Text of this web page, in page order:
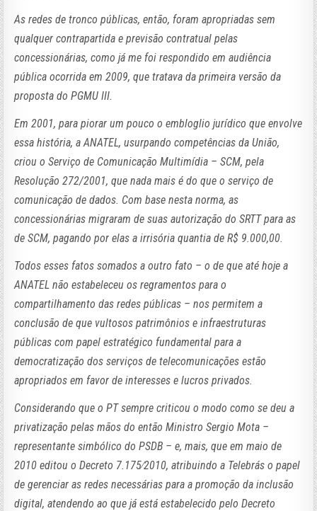
As redes de tronco públicas, então, foram apropriadas sem
qualquer contrapartida e previsão contratual pelas
concessionárias, como já me foi respondido em audiência
pública ocorrida em 2009, que tratava da primeira versão da
proposta do PGMU III.
Em 2001, para piorar um pouco o embloglio jurídico que envolve
essa história, a ANATEL, usurpando competências da União,
criou o Serviço de Comunicação Multimídia – SCM, pela
Resolução 272/2001, que nada mais é do que o serviço de
comunicação de dados. Com base nesta norma, as
concessionárias migraram de suas autorização do SRTT para as
de SCM, pagando por elas a irrisória quantia de R$ 9.000,00.
Todos esses fatos somados a outro fato – o de que até hoje a
ANATEL não estabeleceu os regramentos para o
compartilhamento das redes públicas – nos permitem a
conclusão de que vultosos patrimônios e infraestruturas
públicas com papel estratégico fundamental para a
democratização dos serviços de telecomunicações estão
apropriados em favor de interesses e lucros privados.
Considerando que o PT sempre criticou o modo como se deu a
privatização pelas mãos do então Ministro Sergio Mota –
representante simbólico do PSDB – e, mais, que em maio de
2010 editou o Decreto 7.175∕2010, atribuindo a Telebrás o papel
de gerenciar as redes necessárias para a promoção da inclusão
digital, atendendo ao que já está estabelecido pelo Decreto